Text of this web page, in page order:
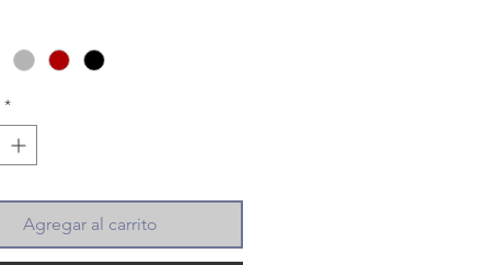
*
Agregar al carrito